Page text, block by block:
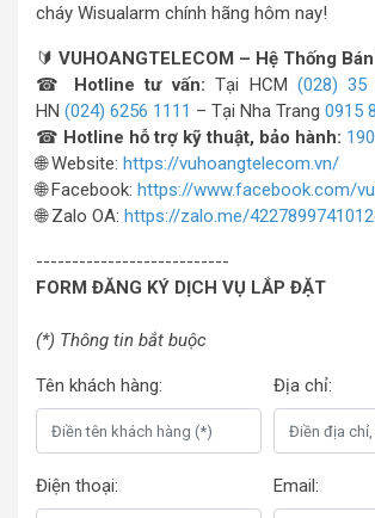
cháy Wisualarm chính hãng hôm nay!
🔰 VUHOANGTELECOM – Hệ Thống
☎ Hotline tư vấn: Tại HCM (028) 35
HN (024) 6256 1111 – Tại Nha Trang 0915
☎ Hotline hỗ trợ kỹ thuật, bảo hành:
🌐 Website: https://vuhoangtelecom.vn/
🌐 Facebook: https://www.facebook.com/
🌐 Zalo OA: https://zalo.me/
---------------------------
FORM ĐĂNG KÝ DỊCH VỤ LẮP ĐẶT
(*) Thông tin bắt buộc
Tên khách hàng: Địa chỉ:
Điện thoại: Email: